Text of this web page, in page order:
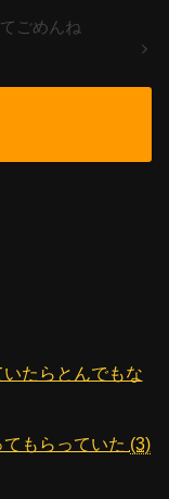
ごめんね
たらとんでもな
もらっていた (3)